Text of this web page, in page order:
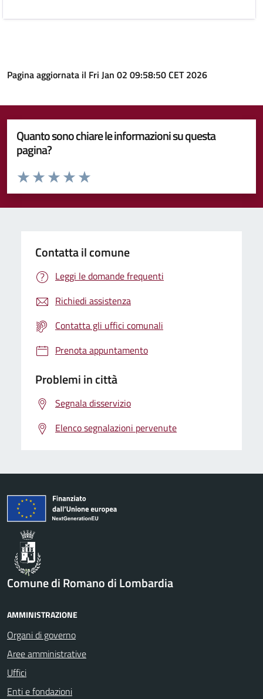
Pagina aggiornata il Fri Jan 02 09:58:50 CET 2026
Quanto sono chiare le informazioni su questa
pagina?
Valuta da 1 a 5 stelle la pagina
Valuta 5 stelle su 5
Valuta 4 stelle su 5
Valuta 3 stelle su 5
Valuta 2 stelle su 5
Valuta 1 stelle su 5
Contatta il comune
Leggi le domande frequenti
Richiedi assistenza
Contatta gli uffici comunali
Prenota appuntamento
Problemi in città
Segnala disservizio
Elenco segnalazioni pervenute
Comune di Romano di Lombardia
AMMINISTRAZIONE
Organi di governo
Aree amministrative
Uffici
Enti e fondazioni